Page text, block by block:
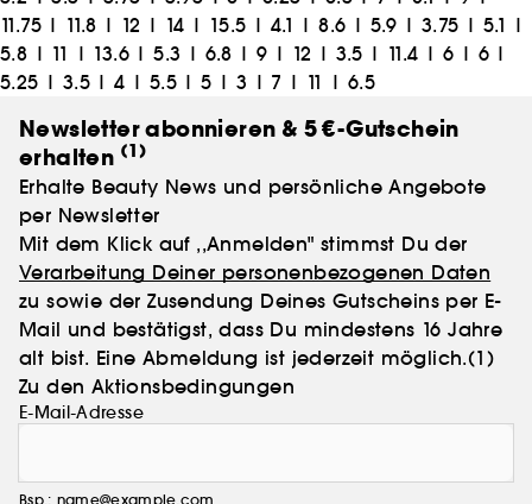
11.75 | 11.8 | 12 | 14 | 15.5 | 4.1 |8.6 | 5.9 |3.75 | 5.1 |
5.8 | 11 | 13.6 |5.3 | 6.8 |9 | 12 | 3.5 | 11.4 | 6 | 6|
5.25 | 3.5 |4 | 5.5 |5 | 3 | 7 | 11 |6.5
Newsletter abonnieren & 5 €-Gutschein
erhalten (1)
Erhalte Beauty News und persönliche Angebote
per Newsletter
Mit dem Klick auf ,,Anmelden" stimmst Du der
Verarbeitung Deiner personenbezogenen Daten
zu sowie der Zusendung Deines Gutscheins per E-
Mail und bestätigst, dass Du mindestens 16 Jahre
alt bist. Eine Abmeldung ist jederzeit möglich.(1)
Zu den Aktionsbedingungen
E-Mail-Adresse
Bsp.: name@example.com